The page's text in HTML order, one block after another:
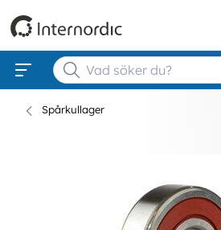
Spårkullager